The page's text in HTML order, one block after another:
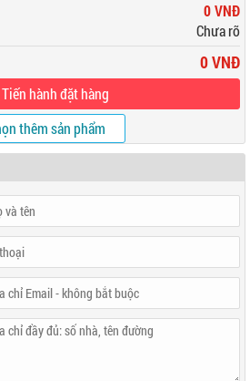
0 VNĐ
Chưa rõ
0 VNĐ
Tiến hành đặt hàng
thêm sản phẩm